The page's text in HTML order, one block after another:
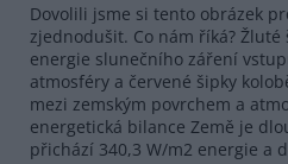
Dovolili jsme si tento obrázek
zjednodušit. Co nám říká?
energie slunečního záření
atmosféry a červené šipky
mezi zemským povrchem a
energetická bilance Země je
přichází 340,3 W/m2 energie a